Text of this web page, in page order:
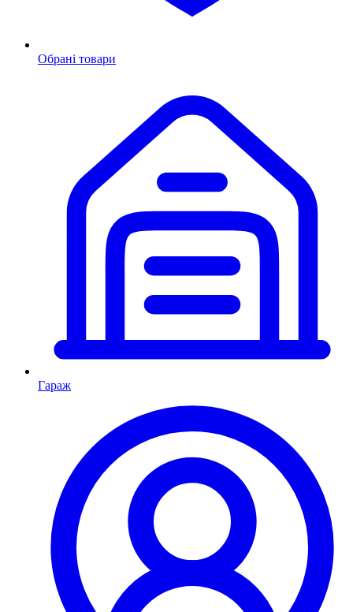
Обрані товари
Гараж